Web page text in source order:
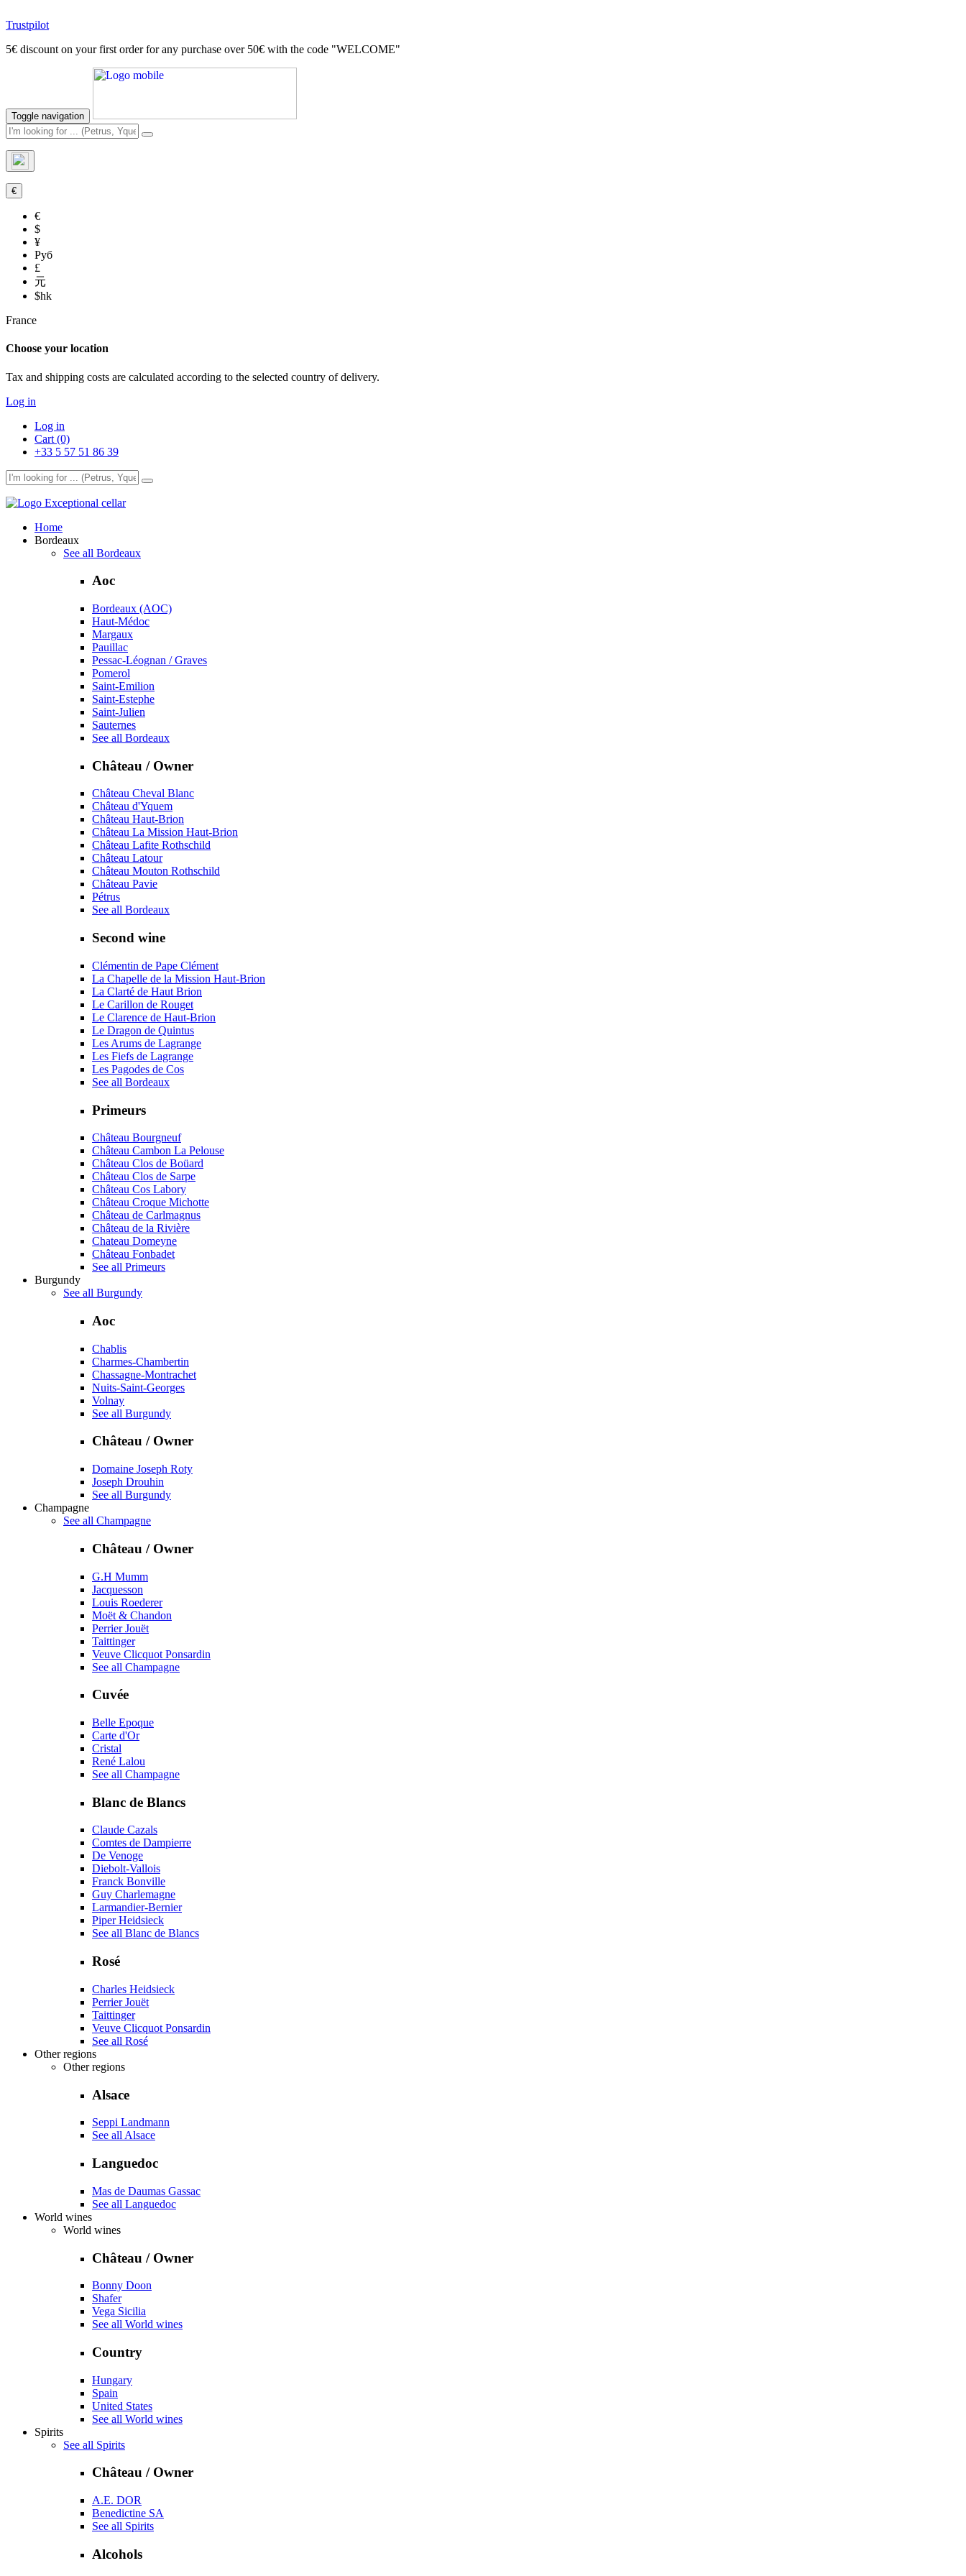
Trustpilot
5€ discount on your first order for any purchase over 50€ with the code "WELCOME"
Toggle navigation
€
€
$
¥
Руб
£
元
$hk
France
Choose your location
Tax and shipping costs are calculated according to the selected country of delivery.
Log in
Log in
Cart (0)
+33 5 57 51 86 39
Exceptional cellar
Home
Bordeaux
See all Bordeaux
Aoc
Bordeaux (AOC)
Haut-Médoc
Margaux
Pauillac
Pessac-Léognan / Graves
Pomerol
Saint-Emilion
Saint-Estephe
Saint-Julien
Sauternes
See all Bordeaux
Château / Owner
Château Cheval Blanc
Château d'Yquem
Château Haut-Brion
Château La Mission Haut-Brion
Château Lafite Rothschild
Château Latour
Château Mouton Rothschild
Château Pavie
Pétrus
See all Bordeaux
Second wine
Clémentin de Pape Clément
La Chapelle de la Mission Haut-Brion
La Clarté de Haut Brion
Le Carillon de Rouget
Le Clarence de Haut-Brion
Le Dragon de Quintus
Les Arums de Lagrange
Les Fiefs de Lagrange
Les Pagodes de Cos
See all Bordeaux
Primeurs
Château Bourgneuf
Château Cambon La Pelouse
Château Clos de Boüard
Château Clos de Sarpe
Château Cos Labory
Château Croque Michotte
Château de Carlmagnus
Château de la Rivière
Chateau Domeyne
Château Fonbadet
See all Primeurs
Burgundy
See all Burgundy
Aoc
Chablis
Charmes-Chambertin
Chassagne-Montrachet
Nuits-Saint-Georges
Volnay
See all Burgundy
Château / Owner
Domaine Joseph Roty
Joseph Drouhin
See all Burgundy
Champagne
See all Champagne
Château / Owner
G.H Mumm
Jacquesson
Louis Roederer
Moët & Chandon
Perrier Jouët
Taittinger
Veuve Clicquot Ponsardin
See all Champagne
Cuvée
Belle Epoque
Carte d'Or
Cristal
René Lalou
See all Champagne
Blanc de Blancs
Claude Cazals
Comtes de Dampierre
De Venoge
Diebolt-Vallois
Franck Bonville
Guy Charlemagne
Larmandier-Bernier
Piper Heidsieck
See all Blanc de Blancs
Rosé
Charles Heidsieck
Perrier Jouët
Taittinger
Veuve Clicquot Ponsardin
See all Rosé
Other regions
Other regions
Alsace
Seppi Landmann
See all Alsace
Languedoc
Mas de Daumas Gassac
See all Languedoc
World wines
World wines
Château / Owner
Bonny Doon
Shafer
Vega Sicilia
See all World wines
Country
Hungary
Spain
United States
See all World wines
Spirits
See all Spirits
Château / Owner
A.E. DOR
Benedictine SA
See all Spirits
Alcohols